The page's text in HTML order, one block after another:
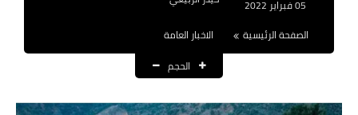
العقود والاجور اليومية
الصفحة الرئيسية
الاخبار العامة
الحجم